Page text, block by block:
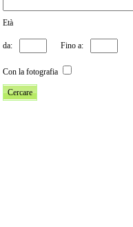
Età
da: Fino a:
Con la fotografia